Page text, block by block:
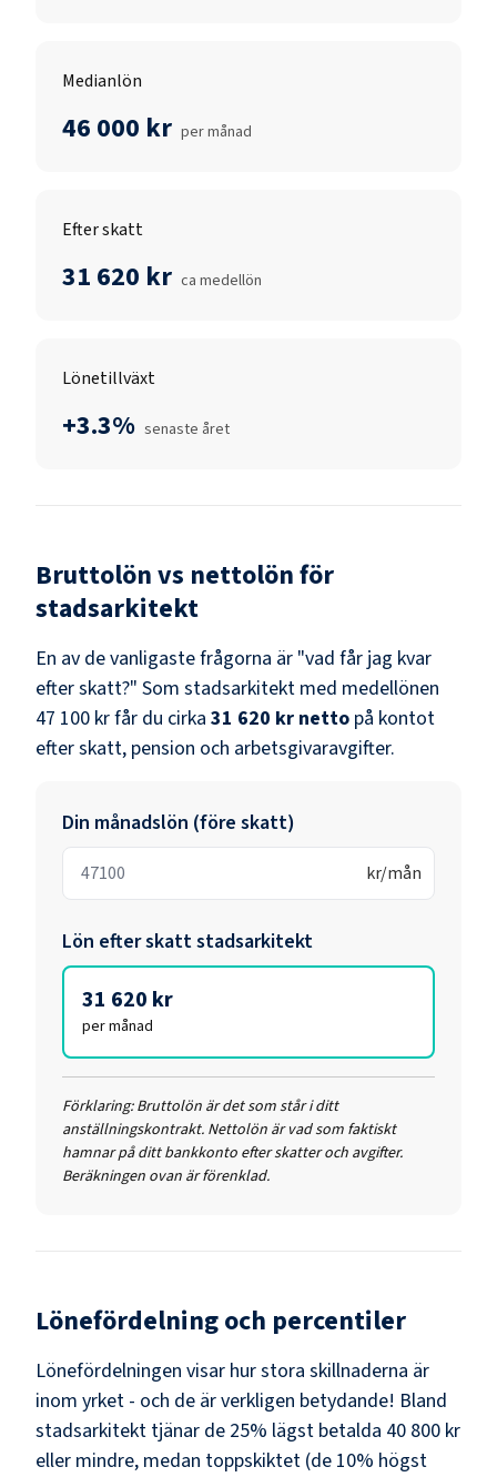
Medianlön
46 000 kr per månad
Efter skatt
31 620 kr ca medellön
Lönetillväxt
+3.3% senaste året
Bruttolön vs nettolön för
stadsarkitekt
En av de vanligaste frågorna är "vad får jag kvar
efter skatt?" Som stadsarkitekt med medellönen
47 100 krfår du cirka 31 620 kr netto på kontot
efter skatt, pension och arbetsgivaravgifter.
Din månadslön (före skatt)
kr/mån
Lön efter skattstadsarkitekt
31 620 kr
per månad
Förklaring: Bruttolön är det som står i ditt
anställningskontrakt. Nettolön är vad som faktiskt
hamnar på ditt bankkonto efter skatter och avgifter.
Beräkningen ovan är förenklad.
Lönefördelning och percentiler
Lönefördelningen visar hur stora skillnaderna är
inom yrket - och de är verkligen betydande! Bland
stadsarkitekt tjänar de 25% lägst betalda 40 800 kr
eller mindre, medan toppskiktet (de 10% högst